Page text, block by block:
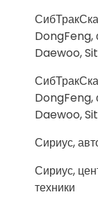
DongFeng,
Daewoo,
DongFeng,
Daewoo,
Сириус,
Сириус,
техники